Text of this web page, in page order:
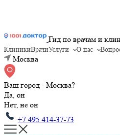
Гид по врачам и
КлиникиВрачиУслуги О нас
Москва
Ваш город - Москва?
Да, он
Нет, не он
+7 495 414-37-73